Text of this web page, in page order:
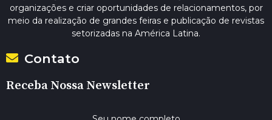
organizações e criar oportunidades de relacionamentos, por
meio da realização de grandes feiras e publicação de revistas
setorizadas na América Latina.
Contato
Receba Nossa Newsletter